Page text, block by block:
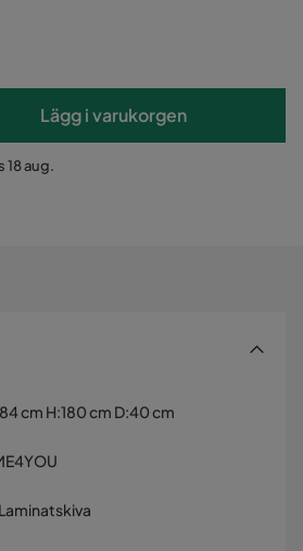
Lägg i varukorgen
18 aug.
cm H:180 cm D:40 cm